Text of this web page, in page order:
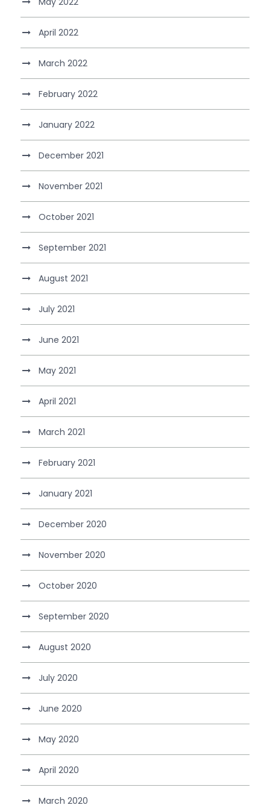
April 2022
March 2022
February 2022
January 2022
December 2021
November 2021
October 2021
September 2021
August 2021
July 2021
June 2021
May 2021
April 2021
March 2021
February 2021
January 2021
December 2020
November 2020
October 2020
September 2020
August 2020
July 2020
June 2020
May 2020
April 2020
March 2020